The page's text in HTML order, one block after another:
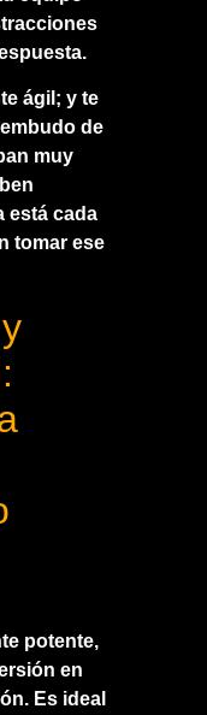
ágil; y te
de
muy
está cada
tomar ese
potente,
en
Es ideal